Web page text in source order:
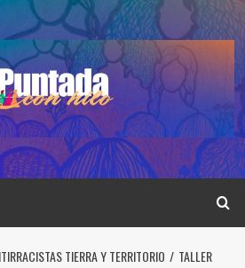
TIERRA Y TERRITORIO
TALLER